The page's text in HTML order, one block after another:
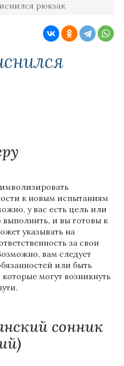
рюкзак
к новым испытаниям
у вас есть цель или
выполнить, и вы готовы к
указывать на
за свои
вам следует
или быть
могут возникнуть
сонник